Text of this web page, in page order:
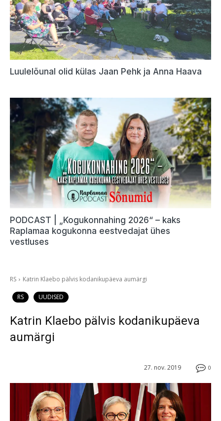
Luulelõunal olid külas Jaan Pehk ja Anna Haava
PODCAST | „Kogukonnahing 2026“ – kaks
Raplamaa kogukonna eestvedajat ühes
vestluses